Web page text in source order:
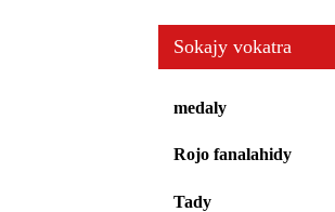
Sokajy vokatra
medaly
Rojo fanalahidy
Tady